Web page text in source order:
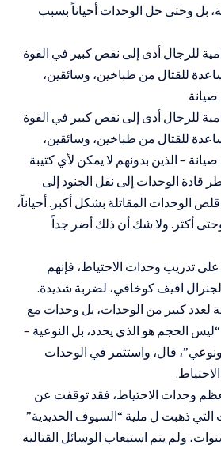
بل وحتى حل الوحدات أحياناً بسبب
للرجال أدى إلى نقص كبير في القوة
للقتال من طباخين، وسائقين،
للرجال أدى إلى نقص كبير في القوة
للقتال من طباخين، وسائقين،
– الذين بدونهم لا يمكن لأي كتيبة
الوحدات إلى نقل الجنود إلى
الوحدات المقاتلة بشكل أكبر. أحياناً،
المئة وحتى أكثر. ولا شك أن ذلك أضر جداً
تدريب وحدات الاحتياط، فإنهم
افيف كوخافي، لضربة شديدة.
لعدد كبير من الوحدات، بل وحدات مع
الحجم هو الذي يحدد، بل النوعية –
قال، واستثمر في الوحدات
وحدات الاحتياط، فقد توقفت عن
التي ذهبت ل ملية “السيوف الحديدية”
ولم يتم استيعاب الوسائل القتالية